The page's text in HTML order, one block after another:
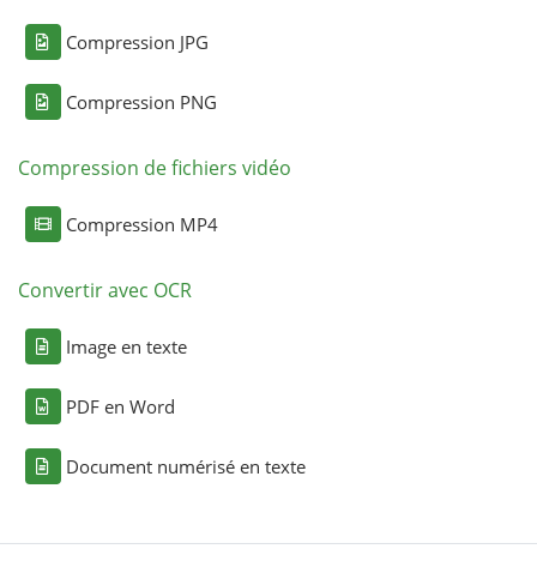
Compression JPG
Compression PNG
Compression de fichiers vidéo
Compression MP4
Convertir avec OCR
Image en texte
PDF en Word
Document numérisé en texte